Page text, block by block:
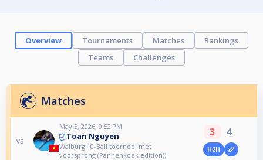
Overview Tournaments Matches
Rankings
Teams
Challenges
Matches
vs
May 5, 2026, 9:52 PM
Toan Nguyen
Walburg 10-Ball toernooi met
voorsprong (Pannenkoek edition))
3 4
H2H